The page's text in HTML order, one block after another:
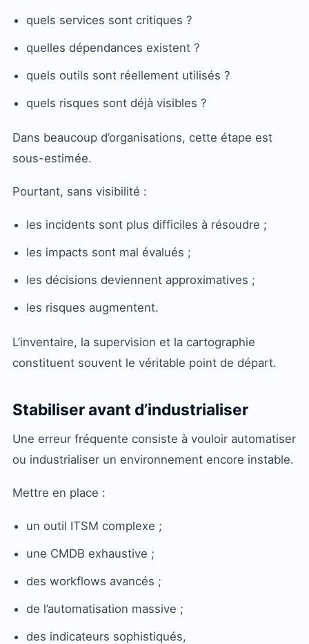
quels services sont critiques ?
quelles dépendances existent ?
quels outils sont réellement utilisés ?
quels risques sont déjà visibles ?
Dans beaucoup d’organisations, cette étape est
sous-estimée.
Pourtant, sans visibilité :
les incidents sont plus difficiles à résoudre ;
les impacts sont mal évalués ;
les décisions deviennent approximatives ;
les risques augmentent.
L’inventaire, la supervision et la cartographie
constituent souvent le véritable point de départ.
Stabiliser avant d’industrialiser
Une erreur fréquente consiste à vouloir automatiser
ou industrialiser un environnement encore instable.
Mettre en place :
un outil ITSM complexe ;
une CMDB exhaustive ;
des workflows avancés ;
de l’automatisation massive ;
des indicateurs sophistiqués,